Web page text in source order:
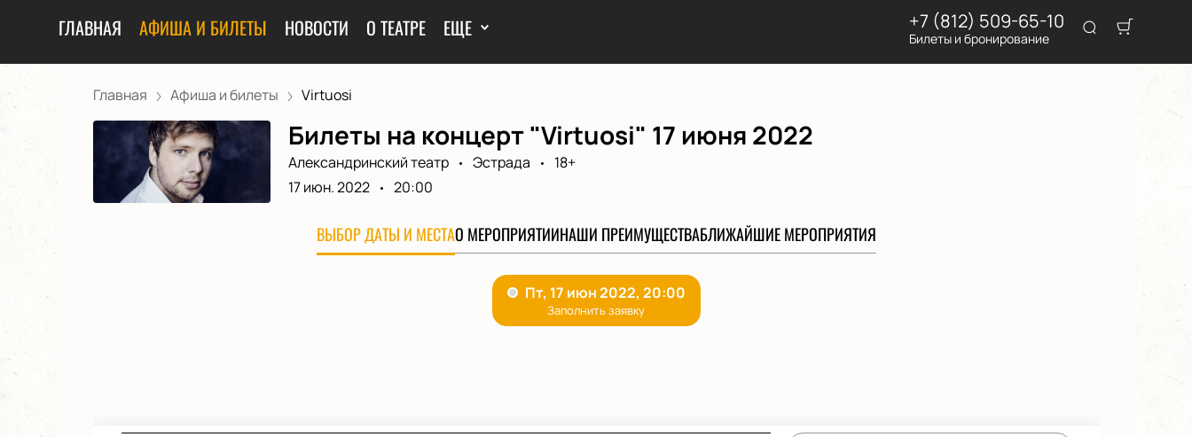
ГЛАВНАЯ АФИША И БИЛЕТЫ НОВОСТИ О ТЕАТРЕ ЕЩЕ +7 (812) 509-65-10
Билеты и бронирование
Главная Афиша и билеты Virtuosi
Билеты на концерт "Virtuosi" 17 июня 2022
Александринский театр Эстрада
18+
17 июн. 2022
20:00
ВЫБОР ДАТЫ И МЕСТАО МЕРОПРИЯТИИНАШИ ПРЕИМУЩЕСТВАБЛИЖАЙШИЕ МЕРОПРИЯТИЯ